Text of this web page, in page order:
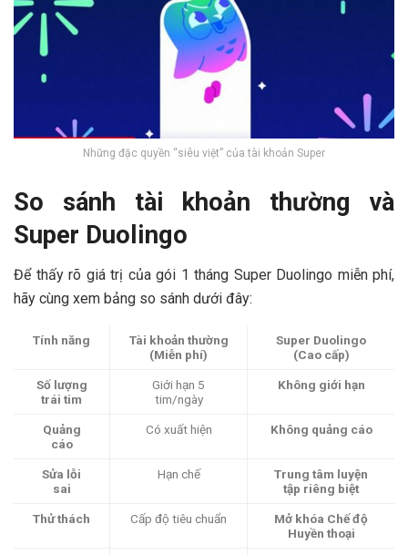
Những đặc quyền “siêu việt” của tài khoản Super
So sánh tài khoản thường và
Super Duolingo
Để thấy rõ giá trị của gói 1 tháng Super Duolingo miễn phí,
hãy cùng xem bảng so sánh dưới đây:
Tính năng
Tài khoản thường
(Miễn phí)
Super Duolingo
(Cao cấp)
Số lượng
trái tim
Giới hạn 5
tim/ngày
Không giới hạn
Quảng
cáo
Có xuất hiện Không quảng cáo
Sửa lỗi
sai
Hạn chế
Trung tâm luyện
tập riêng biệt
Thử thách Cấp độ tiêu chuẩn
Mở khóa Chế độ
Huyền thoại